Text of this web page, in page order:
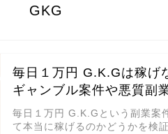
GKG
毎日１万円 G.K.Gは稼げ
ギャンブル案件や悪質副
毎日１万円 G.K.Gという副業案
て本当に稼げるのかどうかを検